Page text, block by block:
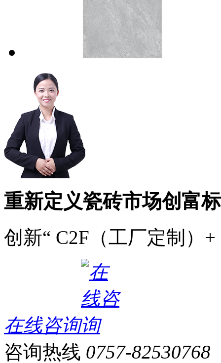
重新定义瓷砖市场创富
创新“ C2F（工厂定制）
在线咨询
咨询热线 0757-82530768